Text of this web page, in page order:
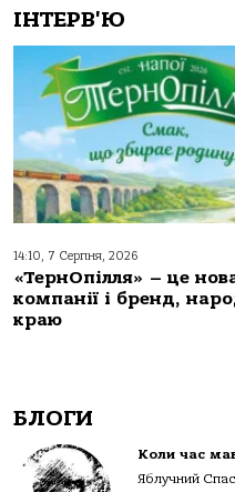
ІНТЕРВ'Ю
14:10, 7 Серпня, 2026
«ТернОпілля» – це
компанії і бренд,
краю
БЛОГИ
Коли час
Яблучний